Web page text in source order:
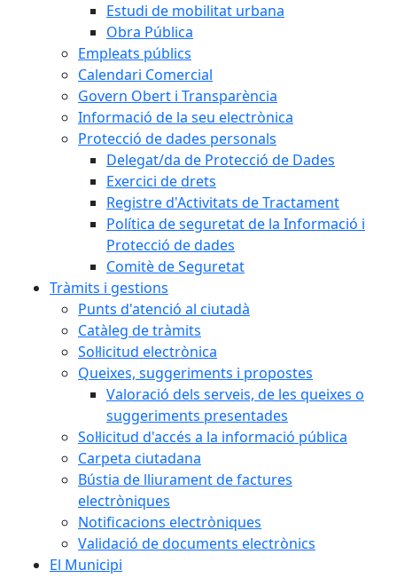
Estudi de mobilitat urbana
Obra Pública
Empleats públics
Calendari Comercial
Govern Obert i Transparència
Informació de la seu electrònica
Protecció de dades personals
Delegat/da de Protecció de Dades
Exercici de drets
Registre d'Activitats de Tractament
Política de seguretat de la Informació i
Protecció de dades
Comitè de Seguretat
Tràmits i gestions
Punts d'atenció al ciutadà
Catàleg de tràmits
Sol·licitud electrònica
Queixes, suggeriments i propostes
Valoració dels serveis, de les queixes o
suggeriments presentades
Sol·licitud d'accés a la informació pública
Carpeta ciutadana
Bústia de lliurament de factures
electròniques
Notificacions electròniques
Validació de documents electrònics
El Municipi